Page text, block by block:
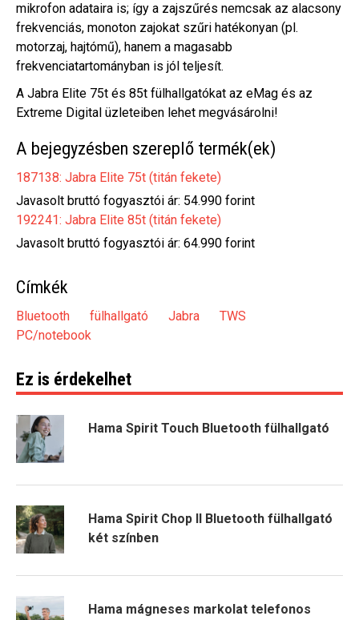
mikrofon adataira is; így a zajszűrés nemcsak az alacsony
frekvenciás, monoton zajokat szűri hatékonyan (pl.
motorzaj, hajtómű), hanem a magasabb
frekvenciatartományban is jól teljesít.
A Jabra Elite 75t és 85t fülhallgatókat az eMag és az
Extreme Digital üzleteiben lehet megvásárolni!
A bejegyzésben szereplő termék(ek)
187138: Jabra Elite 75t (titán fekete)
Javasolt bruttó fogyasztói ár: 54.990 forint
192241: Jabra Elite 85t (titán fekete)
Javasolt bruttó fogyasztói ár: 64.990 forint
Címkék
Bluetooth fülhallgató Jabra
TWS
PC/notebook
Ez is érdekelhet
Hama Spirit Touch Bluetooth fülhallgató
Hama Spirit Chop II Bluetooth fülhallgató
két színben
Hama mágneses markolat telefonos